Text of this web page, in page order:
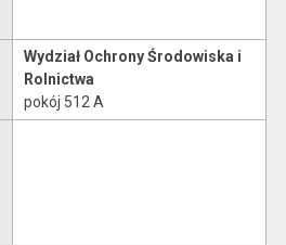
Wydział Ochrony Środowiska i
Rolnictwa
pokój 512 A